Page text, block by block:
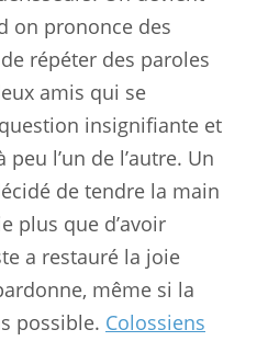
on prononce des
répéter des paroles
amis qui se
insignifiante et
l’un de l’autre. Un
de tendre la main
plus que d’avoir
a restauré la joie
même si la
possible. Colossiens